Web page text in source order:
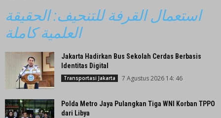
استعمال القرفة للتنحيف: الحقيقة
العلمية كاملة
Jakarta Hadirkan Bus Sekolah Cerdas Berbasis
Identitas Digital
Transportasi Jakarta 7 Agustus 2026 14: 46
Polda Metro Jaya Pulangkan Tiga WNI Korban TPPO
dari Libya